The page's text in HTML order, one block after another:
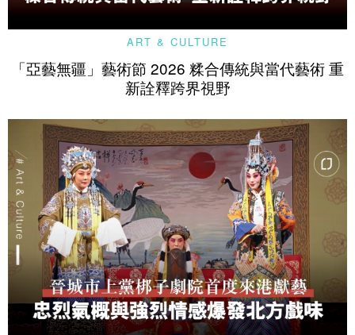
ART & CULTURE
「亞藝無疆」藝術節 2026 糅合傳統與當代藝術 重
新詮釋跨界視野